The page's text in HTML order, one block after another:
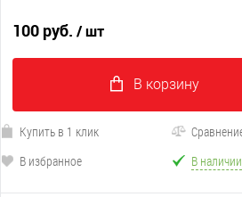
100 руб. / шт
В корзину
Купить в 1 клик
В избранное
В наличии